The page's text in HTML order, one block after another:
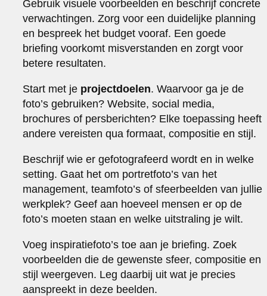
Gebruik visuele voorbeelden en beschrijf concrete
verwachtingen. Zorg voor een duidelijke planning
en bespreek het budget vooraf. Een goede
briefing voorkomt misverstanden en zorgt voor
betere resultaten.
Start met je projectdoelen. Waarvoor ga je de
foto’s gebruiken? Website, social media,
brochures of persberichten? Elke toepassing heeft
andere vereisten qua formaat, compositie en stijl.
Beschrijf wie er gefotografeerd wordt en in welke
setting. Gaat het om portretfoto’s van het
management, teamfoto’s of sfeerbeelden van jullie
werkplek? Geef aan hoeveel mensen er op de
foto’s moeten staan en welke uitstraling je wilt.
Voeg inspiratiefoto’s toe aan je briefing. Zoek
voorbeelden die de gewenste sfeer, compositie en
stijl weergeven. Leg daarbij uit wat je precies
aanspreekt in deze beelden.